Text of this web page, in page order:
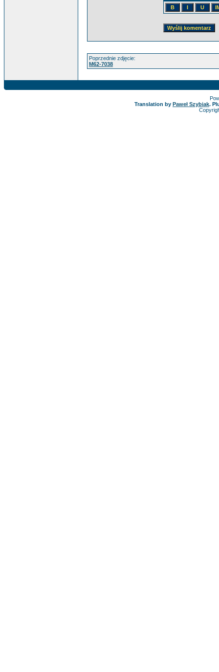
Poprzednie zdjęcie:
M62-7038
Translation by Paweł Szybiak.